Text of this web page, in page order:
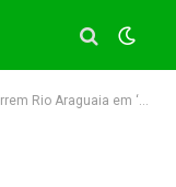
mapeamento que ajuda na preservação da bacia hidrográfica